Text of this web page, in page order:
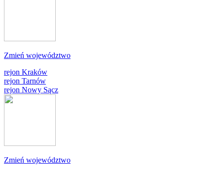
Zmień województwo
rejon Kraków
rejon Tarnów
rejon Nowy Sącz
Zmień województwo